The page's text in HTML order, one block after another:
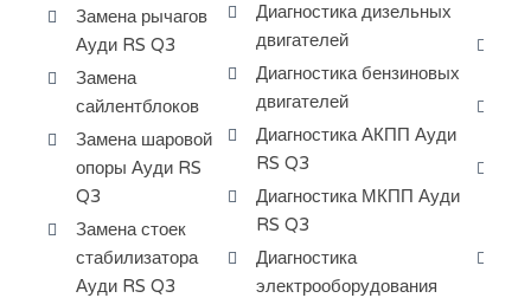
Замена рычагов
Ауди RS Q3
Замена
сайлентблоков
Замена шаровой
опоры Ауди RS
Q3
Замена стоек
стабилизатора
Ауди RS Q3
Диагностика дизельных
двигателей
Диагностика бензиновых
двигателей
Диагностика АКПП Ауди
RS Q3
Диагностика МКПП Ауди
RS Q3
Диагностика
электрооборудования